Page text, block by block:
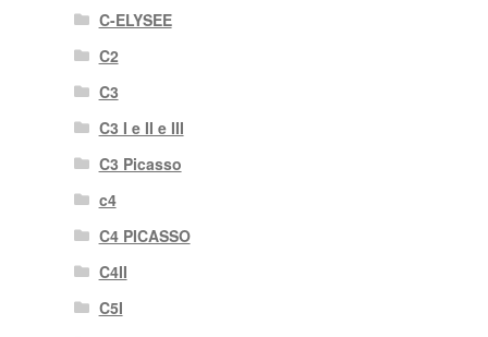
C-ELYSEE
C2
C3
C3 I e II e III
C3 Picasso
c4
C4 PICASSO
C4II
C5I